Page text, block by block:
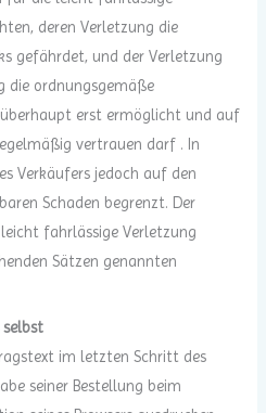
deren Verletzung die
gefährdet, und der Verletzung
die ordnungsgemäße
erst ermöglicht und auf
vertrauen darf . In
Verkäufers jedoch auf den
Schaden begrenzt. Der
fahrlässige Verletzung
Sätzen genannten
selbst
im letzten Schritt des
seiner Bestellung beim